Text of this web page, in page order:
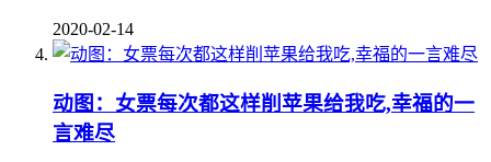
2020-02-14
动图：女票每次都这样削苹果给我吃,幸福的一
言难尽